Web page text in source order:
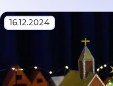
16.12.2024